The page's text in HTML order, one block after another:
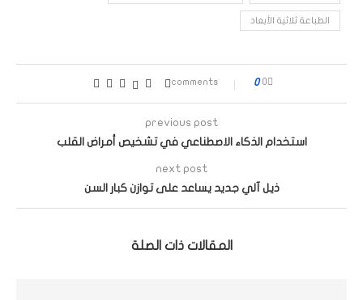
الطباعة ثلاثية الأبعاد
0 comments
0
previous post
استخدام الذكاء الاصطناعي في تشخيص أمراض القلب
next post
ذيل آلي جديد يساعد على توازن كبار السن
المقالات ذات الصلة